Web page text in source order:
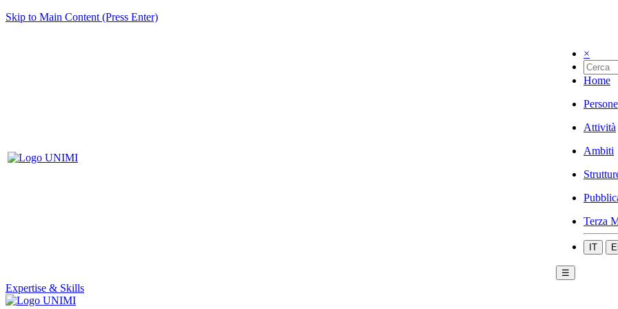
Skip to Main Content (Press Enter)
×
Home
Persone
Attività
Ambiti
Terza
IT
☰
Expertise & Skills